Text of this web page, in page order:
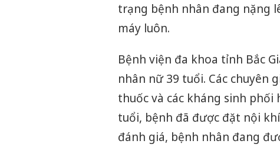
trạng bệnh nhân đang nặng
máy luôn.
Bệnh viện đa khoa tỉnh Bắc
nhân nữ 39 tuổi. Các chuyên
thuốc và các kháng sinh
tuổi, bệnh đã được đặt nội
đánh giá, bệnh nhân đang